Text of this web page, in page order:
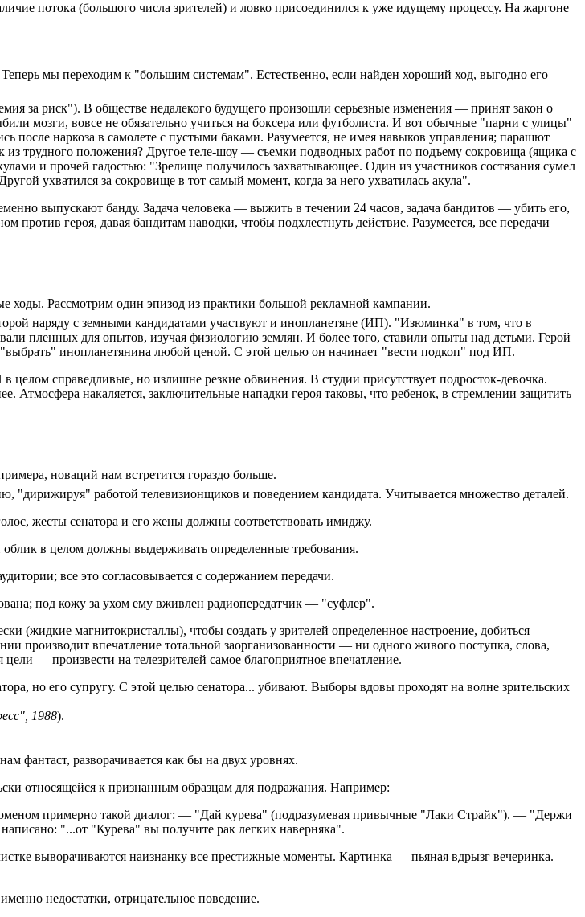
потока (большого числа зрителей) и ловко присоединился к уже идущему процессу. На жаргоне
мы переходим к "большим системам". Естественно, если найден хороший ход, выгодно его
за риск"). В обществе недалекого будущего произошли серьезные изменения — принят закон о
мозги, вовсе не обязательно учиться на боксера или футболиста. И вот обычные "парни с улицы"
наркоза в самолете с пустыми баками. Разумеется, не имея навыков управления; парашют
из трудного положения? Другое теле-шоу — съемки подводных работ по подъему сокровища (ящика с
и прочей гадостью: "Зрелище получилось захватывающее. Один из участников состязания сумел
ухватился за сокровище в тот самый момент, когда за него ухватилась акула".
выпускают банду. Задача человека — выжить в течении 24 часов, задача бандитов — убить его,
героя, давая бандитам наводки, чтобы подхлестнуть действие. Разумеется, все передачи
ходы. Рассмотрим один эпизод из практики большой рекламной кампании.
наряду с земными кандидатами участвуют и инопланетяне (ИП). "Изюминка" в том, что в
пленных для опытов, изучая физиологию землян. И более того, ставили опыты над детьми. Герой
инопланетянина любой ценой. С этой целью он начинает "вести подкоп" под ИП.
справедливые, но излишне резкие обвинения. В студии присутствует подросток-девочка.
Атмосфера накаляется, заключительные нападки героя таковы, что ребенок, в стремлении защитить
новаций нам встретится гораздо больше.
работой телевизионщиков и поведением кандидата. Учитывается множество деталей.
жесты сенатора и его жены должны соответствовать имиджу.
облик в целом должны выдерживать определенные требования.
все это согласовывается с содержанием передачи.
под кожу за ухом ему вживлен радиопередатчик — "суфлер".
(жидкие магнитокристаллы), чтобы создать у зрителей определенное настроение, добиться
производит впечатление тотальной заорганизованности — ни одного живого поступка, слова,
— произвести на телезрителей самое благоприятное впечатление.
но его супругу. С этой целью сенатора... убивают. Выборы вдовы проходят на волне зрительских
1988).
фантаст, разворачивается как бы на двух уровнях.
относящейся к признанным образцам для подражания. Например:
примерно такой диалог: — "Дай курева" (подразумевая привычные "Лаки Страйк"). — "Держи
"...от "Курева" вы получите рак легких наверняка".
выворачиваются наизнанку все престижные моменты. Картинка — пьяная вдрызг вечеринка.
недостатки, отрицательное поведение.